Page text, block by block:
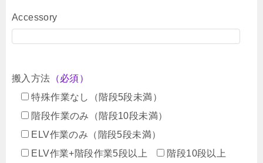
Accessory
搬入方法 （必須）
特殊作業なし（階段5段未満）
階段作業のみ（階段10段未満）
ELV作業のみ（階段5段未満）
ELV作業+階段作業5段以上
階段10段以上